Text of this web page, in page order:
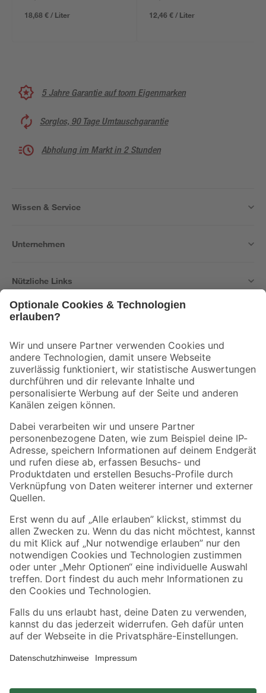
18,68 € / Liter 12,46 € / Liter
5 Jahre Garantie auf toom Eigenmarken
Sorglos, 90 Tage Umtauschgarantie
Abholung im Markt in 2 Stunden
Wissen & Service
Unternehmen
Nützliche Links
Der toom Newsletter: Keine Angebote und Aktionen mehr verpassen!
Zur Newsletter Anmeldung
Folge uns
Zahlungsarten Versandarten
Sicher einkaufen
Jetzt die toom-App herunterladen
Alle Preisangaben in EUR inkl. gesetzl. MwSt.. Die dargestellten Angebote sind unter
Umständen nicht in allen Märkten verfügbar. Die angegebenen Verfügbarkeiten beziehen
Produkte nur solange der Vorrat reicht.
*Paketversand ab 59 € versandkostenfrei, gilt nicht für Artikel mit Speditionsversand, hier